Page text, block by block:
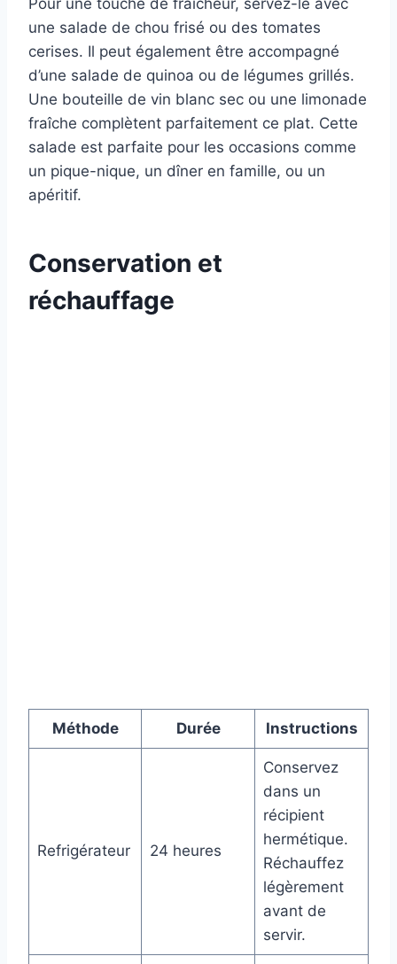
Pour une touche de fraîcheur, servez-le avec
une salade de chou frisé ou des tomates
cerises. Il peut également être accompagné
d’une salade de quinoa ou de légumes grillés.
Une bouteille de vin blanc sec ou une limonade
fraîche complètent parfaitement ce plat. Cette
salade est parfaite pour les occasions comme
un pique-nique, un dîner en famille, ou un
apéritif.
Conservation et
réchauffage
Méthode Durée Instructions
Refrigérateur 24 heures
Conservez
dans un
récipient
hermétique.
Réchauffez
légèrement
avant de
servir.